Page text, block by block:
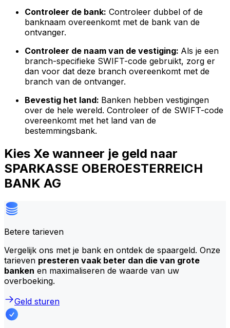
Controleer de bank: Controleer dubbel of de
banknaam overeenkomt met de bank van de
ontvanger.
Controleer de naam van de vestiging: Als je een
branch-specifieke SWIFT-code gebruikt, zorg er
dan voor dat deze branch overeenkomt met de
branch van de ontvanger.
Bevestig het land: Banken hebben vestigingen
over de hele wereld. Controleer of de SWIFT-code
overeenkomt met het land van de
bestemmingsbank.
Kies Xe wanneer je geld naar
SPARKASSE OBEROESTERREICH
BANK AG
Betere tarieven
Vergelijk ons met je bank en ontdek de spaargeld. Onze
tarieven presteren vaak beter dan die van grote
banken en maximaliseren de waarde van uw
overboeking.
Geld sturen